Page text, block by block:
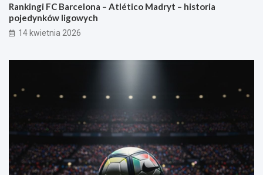
Rankingi FC Barcelona – Atlético Madryt – historia
pojedynków ligowych
14 kwietnia 2026